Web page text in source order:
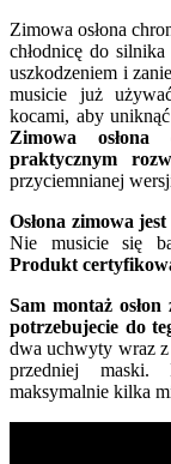
Zimowa osłona
chłodnicę do
uszkodzeniem i
musicie już
kocami, aby
Zimowa
praktycznym
przyciemnianej
Osłona zimowa
Nie musicie się
Produkt
Sam montaż
potrzebujecie do
dwa uchwyty wraz z
przedniej maski.
maksymalnie kilka